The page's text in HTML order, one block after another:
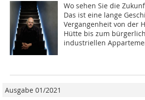
Wo sehen Sie die
Das ist eine lange
Vergangenheit von der
Hütte bis zum
industriellen
Ausgabe 01/2021